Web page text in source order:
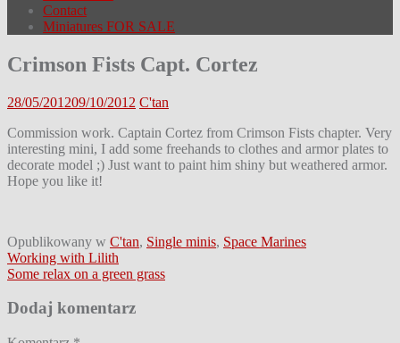
Contact
Miniatures FOR SALE
Crimson Fists Capt. Cortez
28/05/201209/10/2012 C'tan
Commission work. Captain Cortez from Crimson Fists chapter. Very
interesting mini, I add some freehands to clothes and armor plates to
decorate model ;) Just want to paint him shiny but weathered armor.
Hope you like it!
Opublikowany w C'tan, Single minis, Space Marines
Nawigacja
wpisu
Working with Lilith
Some relax on a green grass
Dodaj komentarz